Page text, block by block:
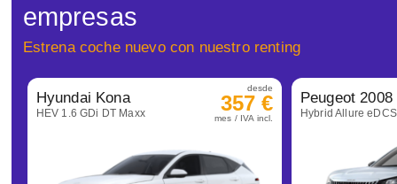
empresas
Estrena coche nuevo con nuestro renting
Hyundai Kona
HEV 1.6 GDi DT Maxx
desde
357 €
mes / IVA incl.
Peugeot 2008
Hybrid Allure